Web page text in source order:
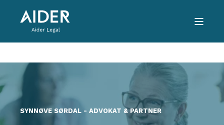
SYNNØVE SØRDAL - ADVOKAT & PARTNER